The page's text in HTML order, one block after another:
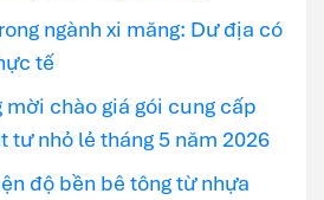
ngành xi măng: Dư địa có
tế
mời chào giá gói cung cấp
tư nhỏ lẻ tháng 5 năm 2026
độ bền bê tông từ nhựa